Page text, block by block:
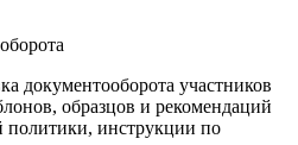
документооборота участников
образцов и рекомендаций
политики, инструкции по